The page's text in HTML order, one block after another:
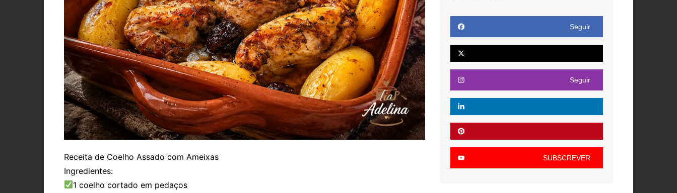
Receita de Coelho Assado com Ameixas
Ingredientes:
1 coelho cortado em pedaços
Seguir
Seguir
SUBSCREVER